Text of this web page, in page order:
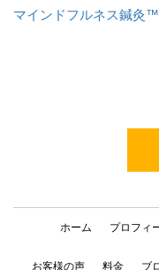
マインドフルネス鍼灸™️
ホーム プロフィ
お客様の声 料金 ブ